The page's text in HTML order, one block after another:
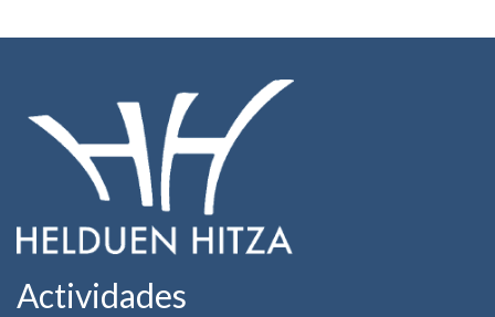
Actividades